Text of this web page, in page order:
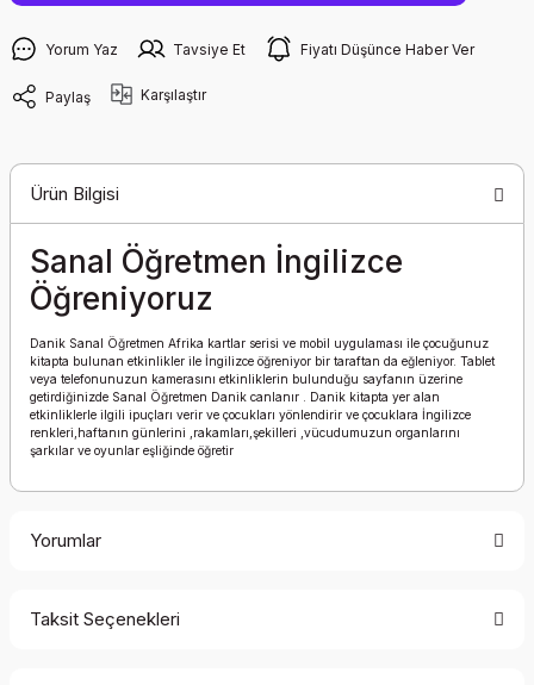
Yorum Yaz Tavsiye Et Fiyatı Düşünce Haber Ver
Paylaş Karşılaştır
Ürün Bilgisi
Sanal Öğretmen İngilizce
Öğreniyoruz
Danik Sanal Öğretmen Afrika kartlar serisi ve mobil uygulaması ile çocuğunuz
kitapta bulunan etkinlikler ile İngilizce öğreniyor bir taraftan da eğleniyor. Tablet
veya telefonunuzun kamerasını etkinliklerin bulunduğu sayfanın üzerine
getirdiğinizde Sanal Öğretmen Danik canlanır . Danik kitapta yer alan
etkinliklerle ilgili ipuçları verir ve çocukları yönlendirir ve çocuklara İngilizce
renkleri,haftanın günlerini ,rakamları,şekilleri ,vücudumuzun organlarını
şarkılar ve oyunlar eşliğinde öğretir
Yorumlar
Taksit Seçenekleri